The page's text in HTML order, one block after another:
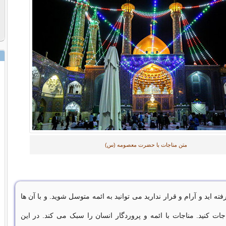
متن مناجات با حضرت معصومه (س)
اید و آرام و قرار ندارید می توانید به ائمه متوسل شوید. و با آن ها
کنید. مناجات با ائمه و پروردگار انسان را سبک می کند. در این